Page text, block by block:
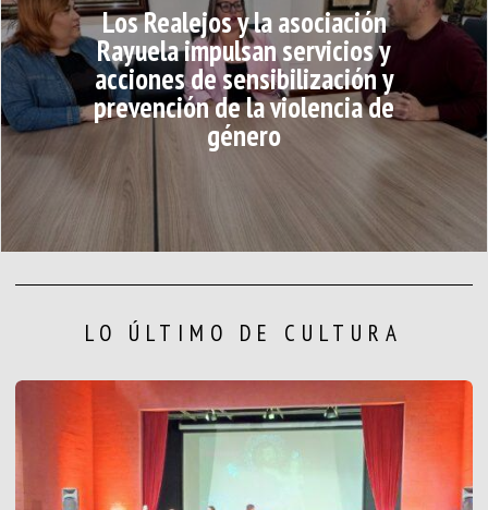
Los Realejos y la asociación
Rayuela impulsan servicios y
acciones de sensibilización y
prevención de la violencia de
género
LO ÚLTIMO DE CULTURA